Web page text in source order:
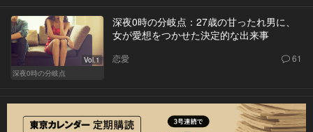
Vol.1
深夜0時の分岐点
深夜0時の分岐点：27歳の甘ったれ男に、
女が愛想をつかせた決定的な出来事
恋愛 61